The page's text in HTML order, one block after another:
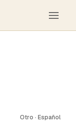
Otro · Español